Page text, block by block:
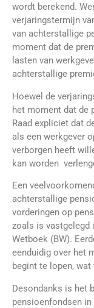
wordt berekend.
verjaringstermijn
van achterstallige
moment dat de
lasten van
achterstallige
Hoewel de
het moment dat de
Raad expliciet dat
als een werkgever
verborgen heeft
kan worden
Een
achterstallige
vorderingen op
zoals is vastgelegd
Wetboek (BW).
eenduidig over het
begint te lopen,
Desondanks is het
pensioenfondsen